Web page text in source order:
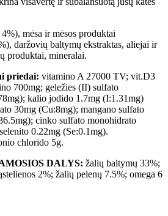
mėsa ir mėsos produktai
daržovių baltymų ekstraktas, aliejai ir
produktai, mineralai.
priedai: vitamino A 27000 TV; vit.D3
700mg; geležies (II) sulfato
kalio jodido 1.7mg (I:1.31mg)
30mg (Cu:8mg); mangano sulfato
cinko sulfato monohidrato
0.22mg (Se:0.1mg).
chlorido 5g.
DALYS: žalių baltymų 33%;
2%; žalių pelenų 7.5%; omega 6